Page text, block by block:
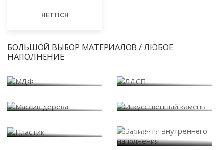
HETTICH
БОЛЬШОЙ ВЫБОР МАТЕРИАЛОВ / ЛЮБОЕ
НАПОЛНЕНИЕ
наполнения